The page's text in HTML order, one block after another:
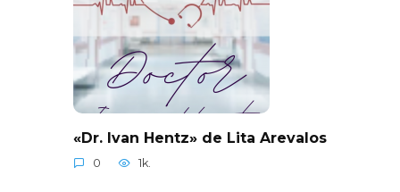
«Dr. Ivan Hentz» de Lita Arevalos
0 1k.